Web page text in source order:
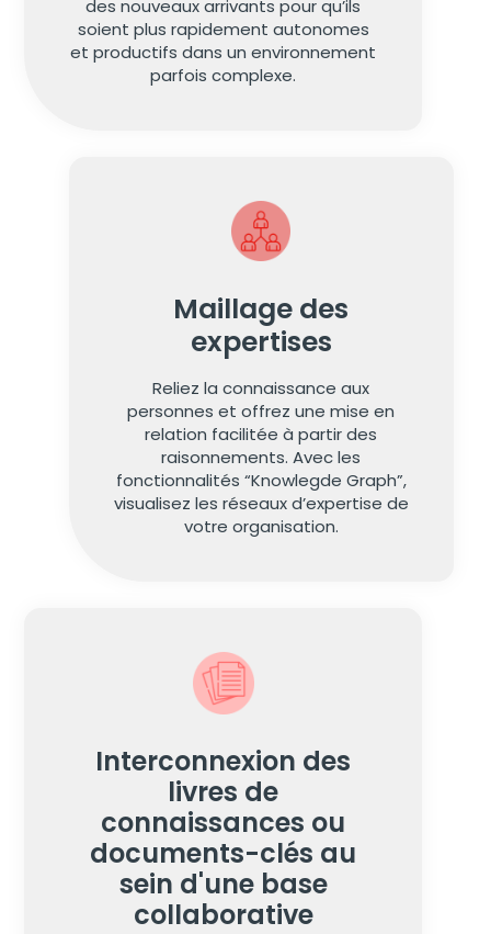
des nouveaux arrivants pour qu’ils
soient plus rapidement autonomes
et productifs dans un environnement
parfois complexe.
Maillage des
expertises
Reliez la connaissance aux
personnes et offrez une mise en
relation facilitée à partir des
raisonnements. Avec les
fonctionnalités “Knowlegde Graph”,
visualisez les réseaux d’expertise de
votre organisation.
Interconnexion des
livres de
connaissances ou
documents-clés au
sein d'une base
collaborative